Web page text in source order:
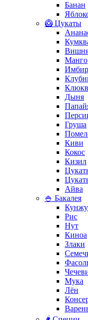
Банан
🥝 Цукаты
Манго
Дыня
Груша
Киви
Кокос
Кизил
Айва
🍚 Бакалея
Рис
Нут
Киноа
Злаки
Мука
Лён